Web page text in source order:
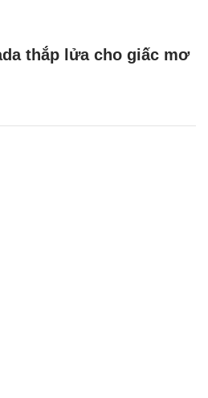
thắp lửa cho giấc mơ